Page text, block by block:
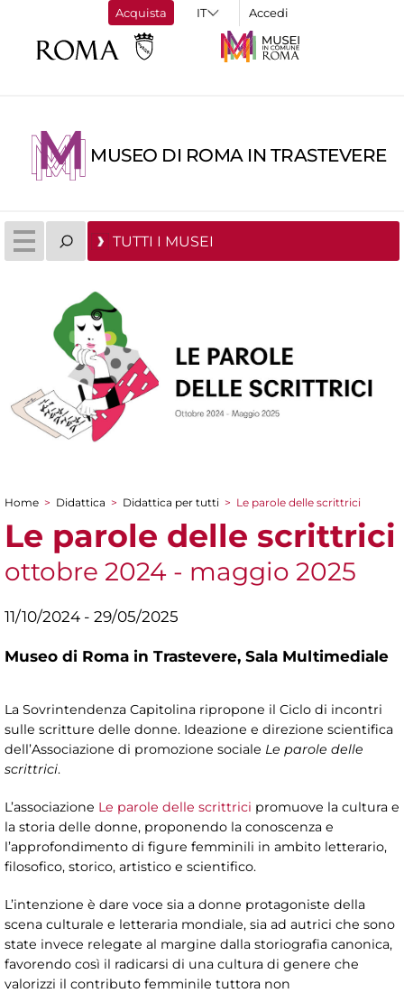
Acquista Accedi
MUSEO DI ROMA IN TRASTEVERE
TUTTI I MUSEI
Tu sei qui
Home > Didattica > Didattica per tutti > Le parole delle scrittrici
Le parole delle scrittrici
ottobre 2024 - maggio 2025
11/10/2024 - 29/05/2025
Museo di Roma in Trastevere, Sala Multimediale
La Sovrintendenza Capitolina ripropone il Ciclo di incontri
sulle scritture delle donne. Ideazione e direzione scientifica
dell’Associazione di promozione sociale Le parole delle
scrittrici.
L’associazione Le parole delle scrittrici promuove la cultura e
la storia delle donne, proponendo la conoscenza e
l’approfondimento di figure femminili in ambito letterario,
filosofico, storico, artistico e scientifico.
L’intenzione è dare voce sia a donne protagoniste della
scena culturale e letteraria mondiale, sia ad autrici che sono
state invece relegate al margine dalla storiografia canonica,
favorendo così il radicarsi di una cultura di genere che
valorizzi il contributo femminile tuttora non